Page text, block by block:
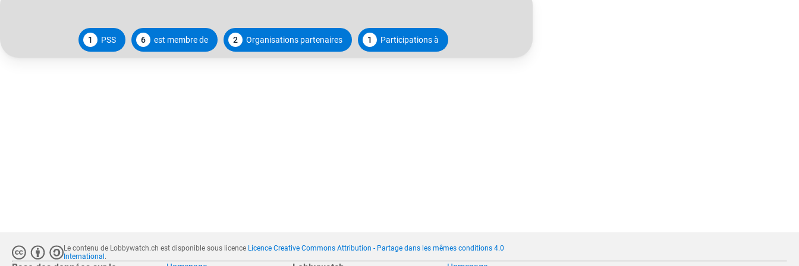
1 PSS 6 est membre de 2 Organisations partenaires 1 Participations à
Le contenu de Lobbywatch.ch est disponible sous licence Licence Creative Commons Attribution - Partage dans les mêmes conditions 4.0
International .